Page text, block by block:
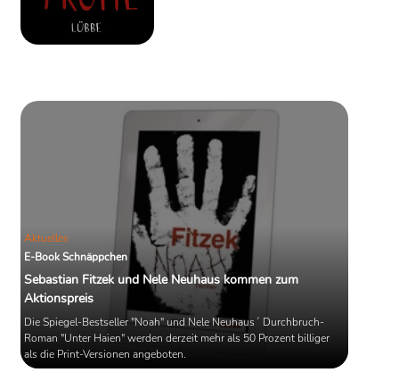
Aktuelles
E-Book Schnäppchen
Sebastian Fitzek und Nele Neuhaus kommen zum
Aktionspreis
Die Spiegel-Bestseller "Noah" und Nele Neuhaus´ Durchbruch-
Roman "Unter Haien" werden derzeit mehr als 50 Prozent billiger
als die Print-Versionen angeboten.